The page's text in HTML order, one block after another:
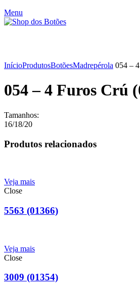
Menu
InícioProdutosBotõesMadrepérola 054 –
054 – 4 Furos Crú
Tamanhos:
16/18/20
Produtos relacionados
Veja mais
Close
5563 (01366)
Veja mais
Close
3009 (01354)